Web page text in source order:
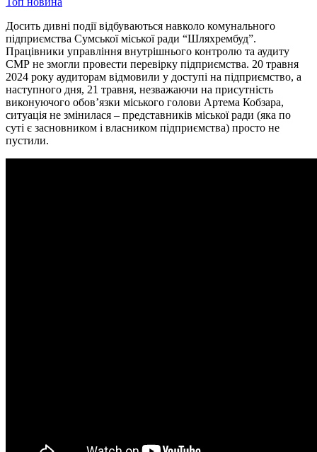
Досить дивні події відбуваються навколо комунального
підприємства Сумської міської ради “Шляхрембуд”.
Працівники управління внутрішнього контролю та аудиту
СМР не змогли провести перевірку підприємства. 20 травня
2024 року аудиторам відмовили у доступі на підприємство, а
наступного дня, 21 травня, незважаючи на присутність
виконуючого обов’язки міського голови Артема Кобзара,
ситуація не змінилася – представників міської ради (яка по
суті є засновником і власником підприємства) просто не
пустили.